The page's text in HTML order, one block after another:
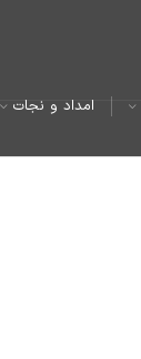
امداد و نجات